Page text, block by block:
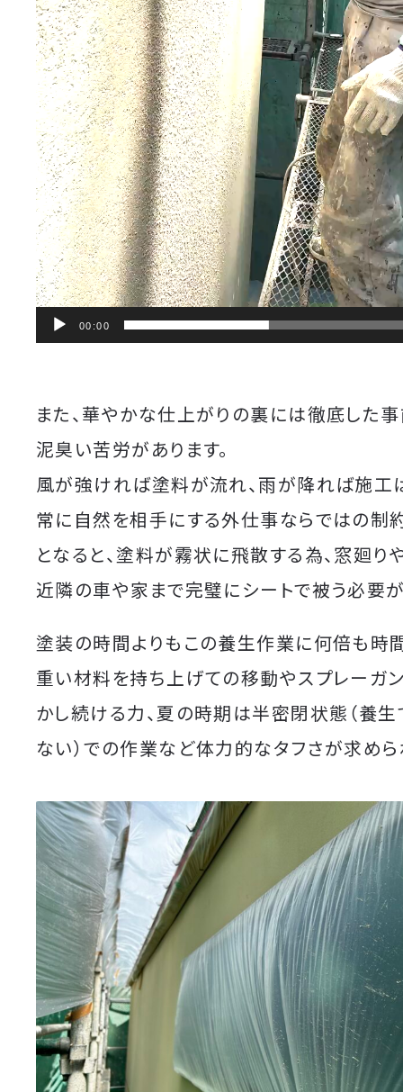
00:00
また、華やかな仕上がりの裏には徹底した
泥臭い苦労があります。
風が強ければ塗料が流れ、雨が降れば施工
常に自然を相手にする外仕事ならではの制
となると、塗料が霧状に飛散する為、窓廻り
近隣の車や家まで完璧にシートで被う必要が
塗装の時間よりもこの養生作業に何倍も時
重い材料を持ち上げての移動やスプレーガ
かし続ける力、夏の時期は半密閉状態（養
ない）での作業など体力的なタフさが求めら